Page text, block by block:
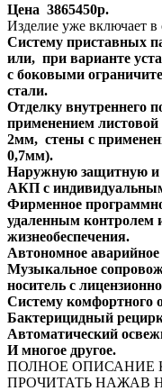
Цена 3865450р.
Изделие уже включает в
Систему приставных
или, при варианте
с боковыми
стали.
Отделку внутреннего
применением
2мм, стены с
0,7мм).
Наружную защитную и
АКП с
Фирменное
удаленным контролем
жизнеобеспечения.
Автономное аварийное
Музыкальное
носитель с
Систему комфортного
Бактерицидный
Автоматический
И многое другое.
ПОЛНОЕ
ПРОЧИТАТЬ НАЖАВ